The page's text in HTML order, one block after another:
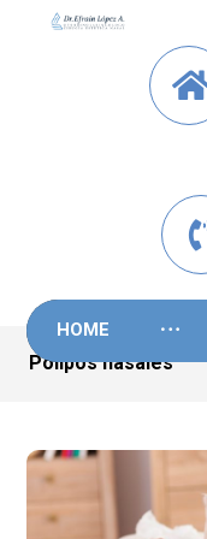
HOME
Pólipos nasales